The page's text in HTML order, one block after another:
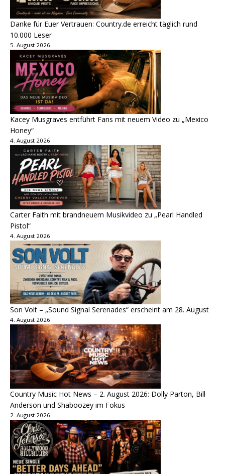
Danke für Euer Vertrauen: Country.de erreicht täglich rund
10.000 Leser
5. August 2026
Kacey Musgraves entführt Fans mit neuem Video zu „Mexico
Honey“
4. August 2026
Carter Faith mit brandneuem Musikvideo zu „Pearl Handled
Pistol“
4. August 2026
Son Volt – „Sound Signal Serenades“ erscheint am 28. August
4. August 2026
Country Music Hot News – 2. August 2026: Dolly Parton, Bill
Anderson und Shaboozey im Fokus
2. August 2026